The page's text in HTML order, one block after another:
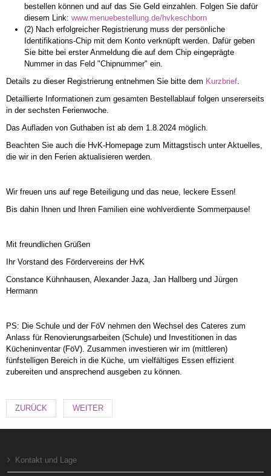
bestellen können und auf das Sie Geld einzahlen. Folgen Sie dafür
diesem Link: www.menuebestellung.de/hvkeschborn
(2) Nach erfolgreicher Registrierung muss der persönliche
Identifikations-Chip mit dem Konto verknüpft werden. Dafür geben
Sie bitte bei erster Anmeldung die auf dem Chip eingeprägte
Nummer in das Feld "Chipnummer" ein.
Details zu dieser Registrierung entnehmen Sie bitte dem Kurzbrief.
Detaillierte Informationen zum gesamten Bestellablauf folgen unsererseits
in der sechsten Ferienwoche.
Das Aufladen von Guthaben ist ab dem 1.8.2024 möglich.
Beachten Sie auch die HvK-Homepage zum Mittagstisch unter Aktuelles,
die wir in den Ferien aktualisieren werden.
Wir freuen uns auf rege Beteiligung und das neue, leckere Essen!
Bis dahin Ihnen und Ihren Familien eine wohlverdiente Sommerpause!
Mit freundlichen Grüßen
Ihr Vorstand des Fördervereins der HvK
Constance Kühnhausen, Alexander Jaza, Jan Hallberg und Jürgen
Hermann
PS: Die Schule und der FöV nehmen den Wechsel des Cateres zum
Anlass für Renovierungsarbeiten (Schule) und Investitionen in das
Kücheninventar (FöV). Zusammen investieren wir im (mittleren)
fünfstelligen Bereich in die Küche, um vielfältiges Essen effizient
zubereiten und ansprechend ausgeben zu können.
ZURÜCK WEITER
Kontakt und Lage